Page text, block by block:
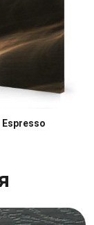
Espresso